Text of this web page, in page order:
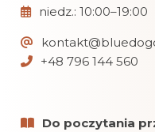
niedz.: 10:00–19:00
+48 796 144 560
Do poczytania